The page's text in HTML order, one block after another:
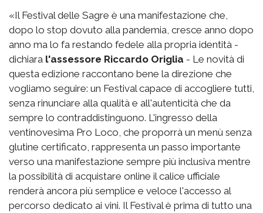
«Il Festival delle Sagre è una manifestazione che,
dopo lo stop dovuto alla pandemia, cresce anno dopo
anno ma lo fa restando fedele alla propria identità -
dichiara l'assessore Riccardo Origlia - Le novità di
questa edizione raccontano bene la direzione che
vogliamo seguire: un Festival capace di accogliere tutti,
senza rinunciare alla qualità e all'autenticità che da
sempre lo contraddistinguono. L'ingresso della
ventinovesima Pro Loco, che proporrà un menù senza
glutine certificato, rappresenta un passo importante
verso una manifestazione sempre più inclusiva mentre
la possibilità di acquistare online il calice ufficiale
renderà ancora più semplice e veloce l'accesso al
percorso dedicato ai vini. Il Festival è prima di tutto una